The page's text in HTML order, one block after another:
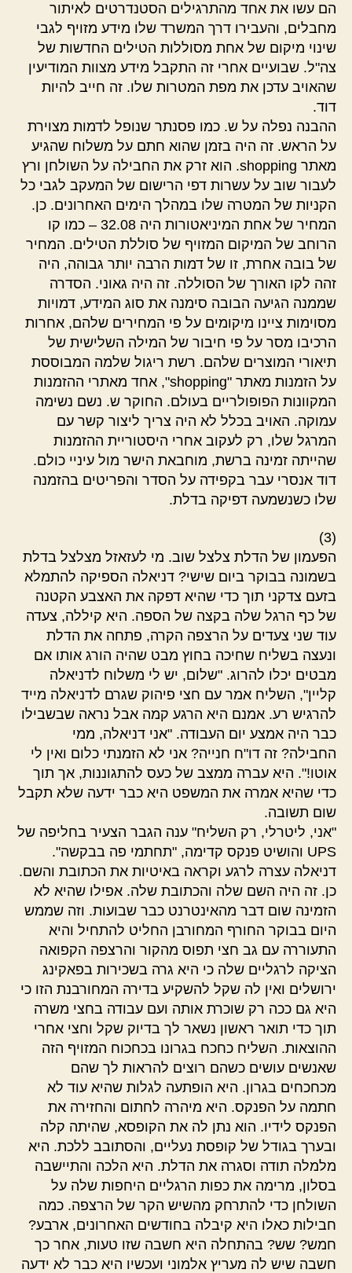
הם עשו את אחד מהתרגילים הסטנדרטים לאיתור
מחבלים, והעבירו דרך המשרד שלו מידע מזויף לגבי
שינוי מיקום של אחת מסוללות הטילים החדשות של
צה"ל. שבועיים אחרי זה התקבל מידע מצוות המודיעין
שהאויב עדכן את מפת המטרות שלו. זה חייב להיות
דוד.
ההבנה נפלה על ש. כמו פסנתר שנופל לדמות מצוירת
על הראש. זה היה בזמן שהוא חתם על משלוח שהגיע
מאתר shopping. הוא זרק את החבילה על השולחן ורץ
לעבור שוב על עשרות דפי הרישום של המעקב לגבי כל
הקניות של המטרה שלו במהלך הימים האחרונים. כן.
המחיר של אחת המיניאטורות היה 32.08 – כמו קו
הרוחב של המיקום המזויף של סוללת הטילים. המחיר
של בובה אחרת, זו של דמות הרבה יותר גבוהה, היה
זהה לקו האורך של הסוללה. זה היה גאוני. הסדרה
שממנה הגיעה הבובה סימנה את סוג המידע, דמויות
מסוימות ציינו מיקומים על פי המחירים שלהם, אחרות
הרכיבו מסר על פי חיבור של המילה השלישית של
תיאורי המוצרים שלהם. רשת ריגול שלמה המבוססת
על הזמנות מאתר "shopping", אחד מאתרי ההזמנות
המקוונות הפופולריים בעולם. החוקר ש. נשם נשימה
עמוקה. האויב בכלל לא היה צריך ליצור קשר עם
המרגל שלו, רק לעקוב אחרי היסטוריית ההזמנות
שהייתה זמינה ברשת, מוחבאת הישר מול עיניי כולם.
דוד אנסרי עבר בקפידה על הסדר והפריטים בהזמנה
שלו כשנשמעה דפיקה בדלת.
(3)
הפעמון של הדלת צלצל שוב. מי לעזאזל מצלצל בדלת
בשמונה בבוקר ביום שישי? דניאלה הספיקה להתמלא
בזעם צדקני תוך כדי שהיא דפקה את האצבע הקטנה
של כף הרגל שלה בקצה של הספה. היא קיללה, צעדה
עוד שני צעדים על הרצפה הקרה, פתחה את הדלת
ונעצה בשליח שחיכה בחוץ מבט שהיה הורג אותו אם
מבטים יכלו להרוג. "שלום, יש לי משלוח לדניאלה
קליין", השליח אמר עם חצי פיהוק שגרם לדניאלה מייד
להרגיש רע. אמנם היא הרגע קמה אבל נראה שבשבילו
כבר היה אמצע יום העבודה. "אני דניאלה, ממי
החבילה? זה דו"ח חנייה? אני לא הזמנתי כלום ואין לי
אוטו!". היא עברה ממצב של כעס להתגוננות, אך תוך
כדי שהיא אמרה את המשפט היא כבר ידעה שלא תקבל
שום תשובה.
"אני, ליטרלי, רק השליח" ענה הגבר הצעיר בחליפה של
UPS והושיט פנקס קדימה, "תחתמי פה בבקשה".
דניאלה עצרה לרגע וקראה באיטיות את הכתובת והשם.
כן. זה היה השם שלה והכתובת שלה. אפילו שהיא לא
הזמינה שום דבר מהאינטרנט כבר שבועות. וזה שממש
היום בבוקר החורף המחורבן החליט להתחיל והיא
התעוררה עם גב חצי תפוס מהקור והרצפה הקפואה
הציקה לרגליים שלה כי היא גרה בשכירות בפאקינג
ירושלים ואין לה שקל להשקיע בדירה המחורבנת הזו כי
היא גם ככה רק שוכרת אותה ועם עבודה בחצי משרה
תוך כדי תואר ראשון נשאר לך בדיוק שקל וחצי אחרי
ההוצאות. השליח כחכח בגרונו בכחכוח המזויף הזה
שאנשים עושים כשהם רוצים להראות לך שהם
מכחכחים בגרון. היא הופתעה לגלות שהיא עוד לא
חתמה על הפנקס. היא מיהרה לחתום והחזירה את
הפנקס לידיו. הוא נתן לה את הקופסא, שהיתה קלה
ובערך בגודל של קופסת נעליים, והסתובב ללכת. היא
מלמלה תודה וסגרה את הדלת. היא הלכה והתיישבה
בסלון, מרימה את כפות הרגליים היחפות שלה על
השולחן כדי להתרחק מהשיש הקר של הרצפה. כמה
חבילות כאלו היא קיבלה בחודשים האחרונים, ארבע?
חמש? שש? בהתחלה היא חשבה שזו טעות, אחר כך
חשבה שיש לה מעריץ אלמוני ועכשיו היא כבר לא ידעה